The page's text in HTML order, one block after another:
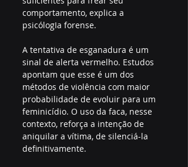
comportamento, explica a
psicólogIa forense.
A tentativa de esganadura é um
sinal de alerta vermelho. Estudos
apontam que esse é um dos
métodos de violência com maior
probabilidade de evoluir para um
feminicídio. O uso da faca, nesse
contexto, reforça a intenção de
aniquilar a vítima, de silenciá-la
definitivamente.